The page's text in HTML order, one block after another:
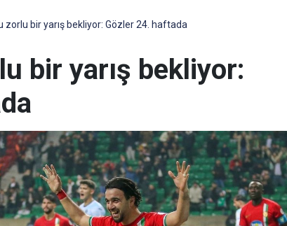
zorlu bir yarış bekliyor: Gözler 24. haftada
bir yarış bekliyor: